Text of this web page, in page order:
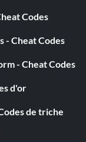
Codes
- Cheat Codes
- Cheat Codes
d'or
de triche